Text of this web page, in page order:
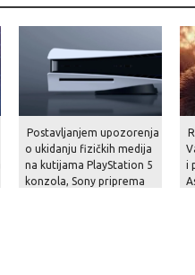
Postavljanjem upozorenja
o ukidanju fizičkih medija
na kutijama PlayStation 5
konzola, Sony priprema
i